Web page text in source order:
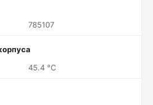
785107
45.4 °C